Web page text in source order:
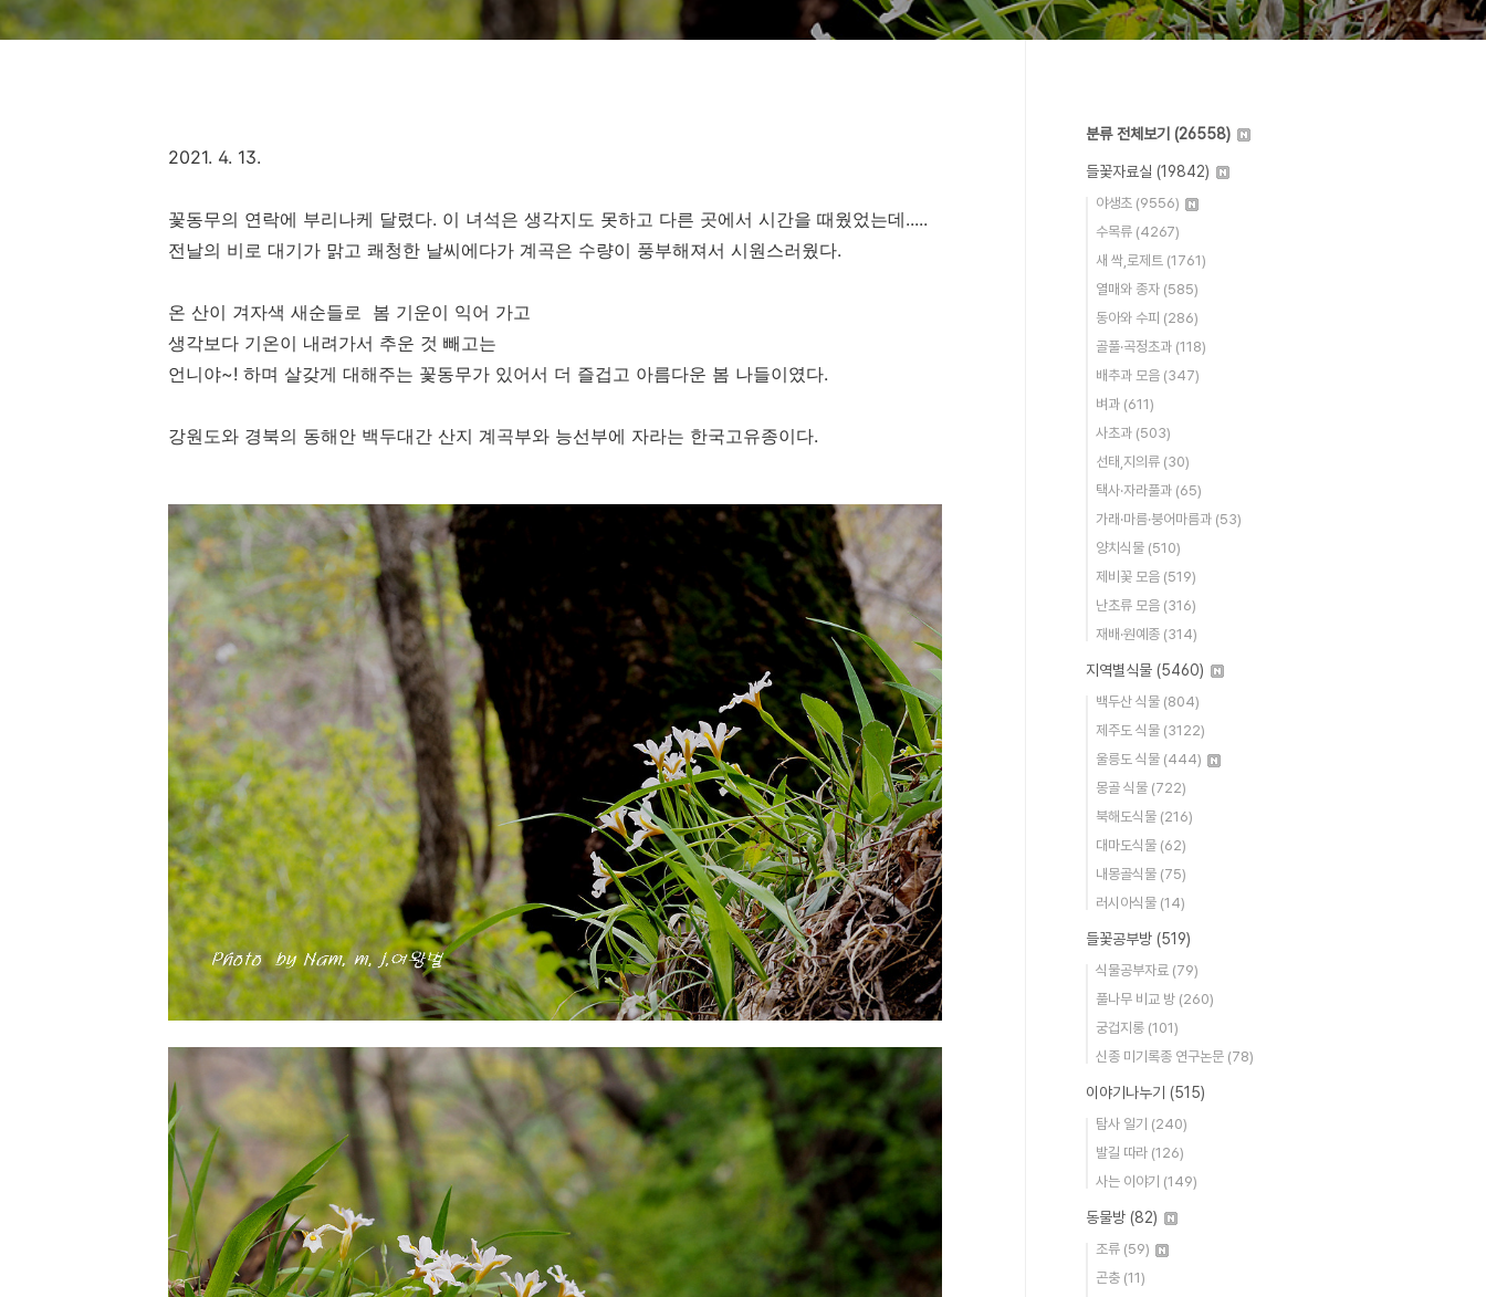
2021. 4. 13.
꽃동무의 연락에 부리나케 달렸다. 이 녀석은 생각지도 못하고 다른 곳에서 시간을 때웠었는데.....
전날의 비로 대기가 맑고 쾌청한 날씨에다가 계곡은 수량이 풍부해져서 시원스러웠다.
온 산이 겨자색 새순들로 봄 기운이 익어 가고
생각보다 기온이 내려가서 추운 것 빼고는
언니야~! 하며 살갖게 대해주는 꽃동무가 있어서 더 즐겁고 아름다운 봄 나들이였다.
강원도와 경북의 동해안 백두대간 산지 계곡부와 능선부에 자라는 한국고유종이다.
분류 전체보기 (26558)
들꽃자료실 (19842)
야생초 (9556)
수목류 (4267)
새 싹,로제트 (1761)
열매와 종자 (585)
동아와 수피 (286)
골풀·곡정초과 (118)
배추과 모음 (347)
벼과 (611)
사초과 (503)
선태,지의류 (30)
택사·자라풀과 (65)
가래·마름·붕어마름과 (53)
양치식물 (510)
제비꽃 모음 (519)
난초류 모음 (316)
재배·원예종 (314)
지역별식물 (5460)
백두산 식물 (804)
제주도 식물 (3122)
울릉도 식물 (444)
몽골 식물 (722)
북해도식물 (216)
대마도식물 (62)
내몽골식물 (75)
러시아식물 (14)
들꽃공부방 (519)
식물공부자료 (79)
풀나무 비교 방 (260)
궁겁지롱 (101)
신종 미기록종 연구논문 (78)
이야기나누기 (515)
탐사 일기 (240)
발길 따라 (126)
사는 이야기 (149)
동물방 (82)
조류 (59)
곤충 (11)